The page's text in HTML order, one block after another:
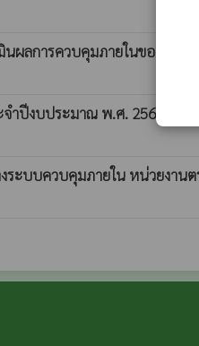
นผลการควบคุมภายในของผู้ต
ำปีงบประมาณ พ.ศ. 2566
ะบบควบคุมภายใน หน่วยงาน